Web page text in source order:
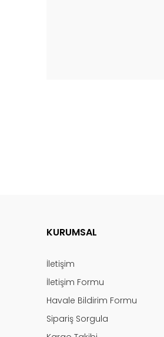
KURUMSAL
İletişim
İletişim Formu
Havale Bildirim Formu
Sipariş Sorgula